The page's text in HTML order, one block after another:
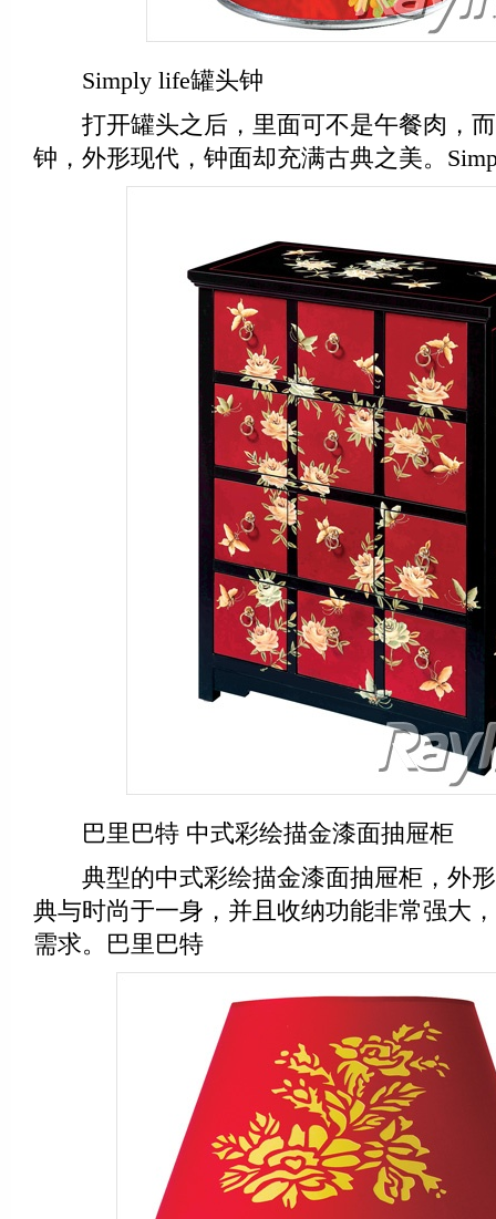
Simply life罐头钟
打开罐头之后，里面可不是午餐肉，而
钟，外形现代，钟面却充满古典之美。
巴里巴特 中式彩绘描金漆面抽屉柜
典型的中式彩绘描金漆面抽屉柜，外形
典与时尚于一身，并且收纳功能非常强大
需求。巴里巴特